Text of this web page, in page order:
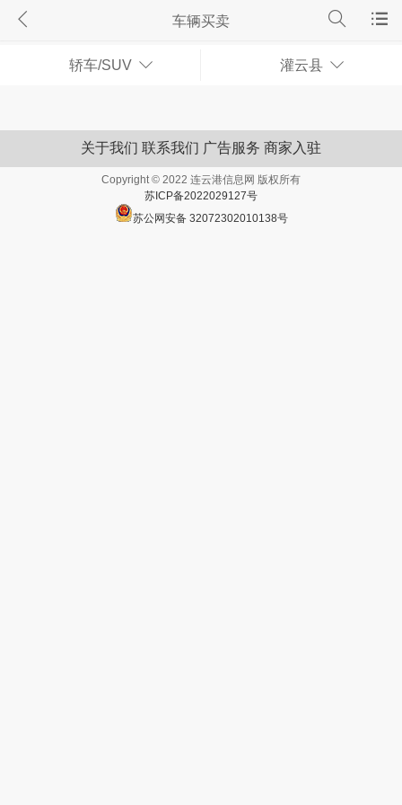
车辆买卖
轿车/SUV 灌云县
关于我们 联系我们 广告服务 商家入驻
Copyright © 2022 连云港信息网 版权所有
苏ICP备2022029127号
苏公网安备 32072302010138号